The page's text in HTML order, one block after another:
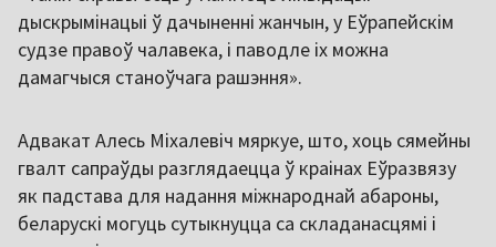
дыскрымінацыі ў дачыненні жанчын, у Еўрапейскім
судзе правоў чалавека, і паводле іх можна
дамагчыся станоўчага рашэння».
Адвакат Алесь Міхалевіч мяркуе, што, хоць сямейны
гвалт сапраўды разглядаецца ў краінах Еўразвязу
як падстава для надання міжнароднай абароны,
беларускі могуць сутыкнуцца са складанасцямі і